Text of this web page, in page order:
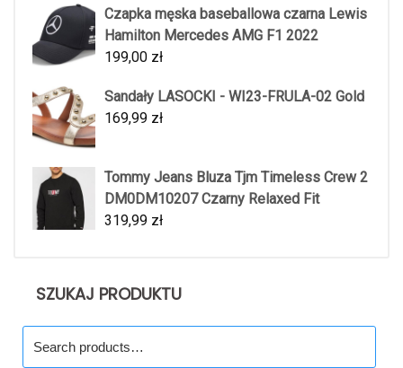
Czapka męska baseballowa czarna Lewis
Hamilton Mercedes AMG F1 2022
199,00 zł
Sandały LASOCKI - WI23-FRULA-02 Gold
169,99 zł
Tommy Jeans Bluza Tjm Timeless Crew 2
DM0DM10207 Czarny Relaxed Fit
319,99 zł
SZUKAJ PRODUKTU
for: